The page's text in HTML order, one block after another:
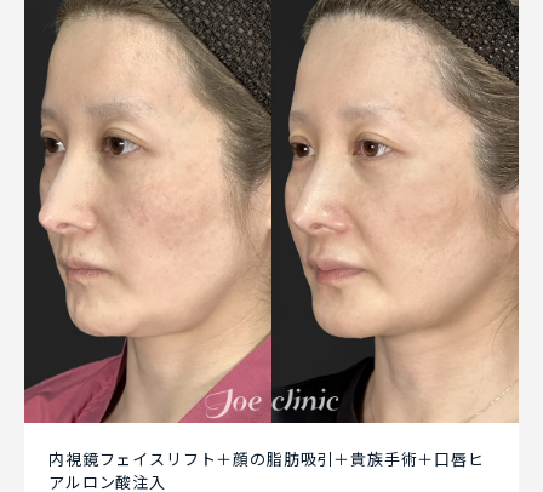
内視鏡フェイスリフト＋顔の脂肪吸引＋貴族手術＋口唇ヒ
アルロン酸注入